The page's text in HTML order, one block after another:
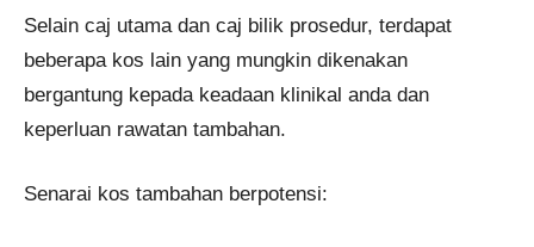
Selain caj utama dan caj bilik prosedur, terdapat
beberapa kos lain yang mungkin dikenakan
bergantung kepada keadaan klinikal anda dan
keperluan rawatan tambahan.
Senarai kos tambahan berpotensi: